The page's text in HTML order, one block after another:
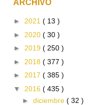
ARCHIVO
► 2021 ( 13 )
► 2020 ( 30 )
► 2019 ( 250 )
► 2018 ( 377 )
► 2017 ( 385 )
▼ 2016 ( 435 )
► diciembre ( 32 )